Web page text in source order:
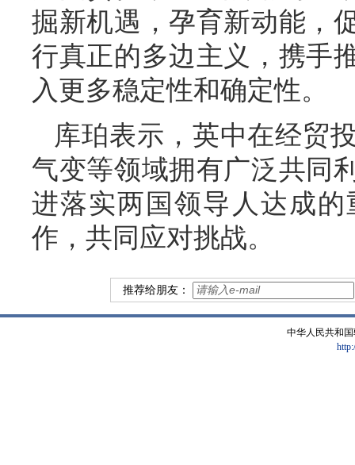
掘新机遇，孕育新动能，
行真正的多边主义，携手
入更多稳定性和确定性。
库珀表示，英中在经贸
气变等领域拥有广泛共同
进落实两国领导人达成
作，共同应对挑战。
推荐给朋友：
中华人民共和